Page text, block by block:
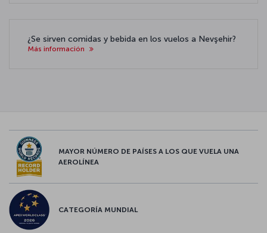
¿Se sirven comidas y bebida en los vuelos a Nevşehir?
Más información
MAYOR NÚMERO DE PAÍSES A LOS QUE VUELA UNA
AEROLÍNEA
CATEGORÍA MUNDIAL